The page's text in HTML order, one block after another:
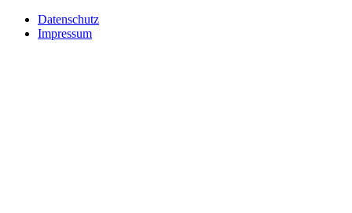
Datenschutz
Impressum